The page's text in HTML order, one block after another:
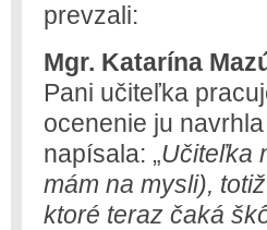
prevzali:
Mgr. Katarína
Pani učiteľka
ocenenie ju
napísala: „Učiteľka
mám na mysli),
ktoré teraz čaká